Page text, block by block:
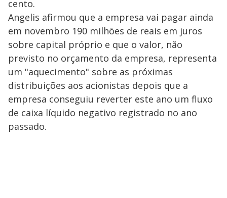
cento.
Angelis afirmou que a empresa vai pagar ainda
em novembro 190 milhões de reais em juros
sobre capital próprio e que o valor, não
previsto no orçamento da empresa, representa
um "aquecimento" sobre as próximas
distribuições aos acionistas depois que a
empresa conseguiu reverter este ano um fluxo
de caixa líquido negativo registrado no ano
passado.